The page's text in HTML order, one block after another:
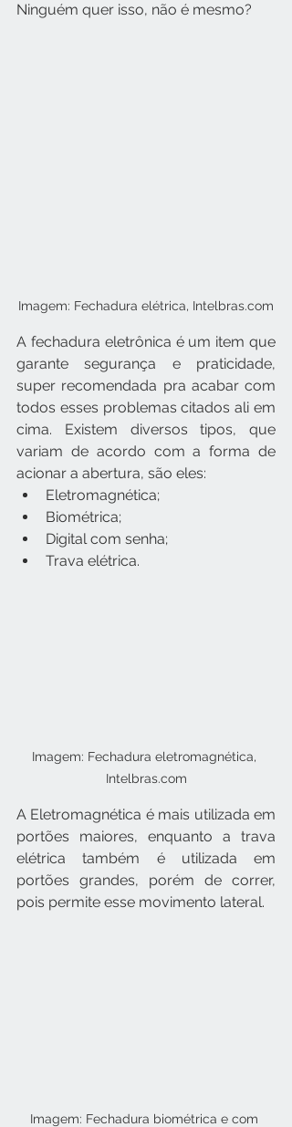
Ninguém quer isso, não é mesmo?
Imagem: Fechadura elétrica, Intelbras.com
A fechadura eletrônica é um item que
garante segurança e praticidade,
super recomendada pra acabar com
todos esses problemas citados ali em
cima. Existem diversos tipos, que
variam de acordo com a forma de
acionar a abertura, são eles:
Eletromagnética;
Biométrica;
Digital com senha;
Trava elétrica.
Imagem: Fechadura eletromagnética,
Intelbras.com
A Eletromagnética é mais utilizada em
portões maiores, enquanto a trava
elétrica também é utilizada em
portões grandes, porém de correr,
pois permite esse movimento lateral.
Imagem: Fechadura biométrica e com